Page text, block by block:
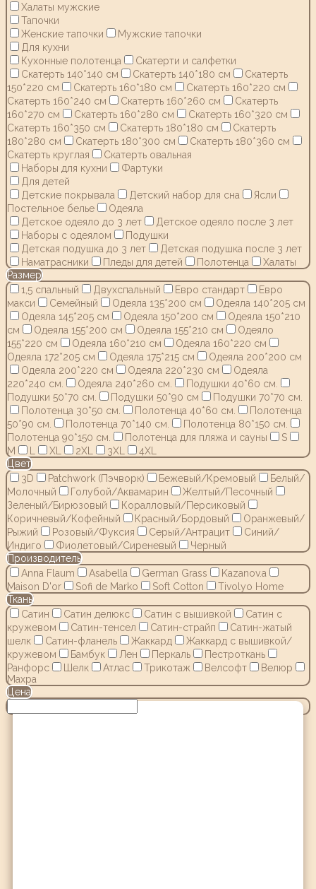
Халаты мужские
Тапочки
Женские тапочки
Мужские тапочки
Для кухни
Кухонные полотенца
Скатерти и салфетки
Скатерть 140*140 см
Скатерть 140*180 см
Скатерть
150*220 см
Скатерть 160*180 см
Скатерть 160*220 см
Скатерть 160*240 см
Скатерть 160*260 см
Скатерть
160*270 см
Скатерть 160*280 см
Скатерть 160*320 см
Скатерть 160*350 см
Скатерть 180*180 см
Скатерть
180*280 см
Скатерть 180*300 см
Скатерть 180*360 см
Скатерть круглая
Скатерть овальная
Наборы для кухни
Фартуки
Для детей
Детские покрывала
Детский набор для сна
Ясли
Постельное белье
Одеяла
Детское одеяло до 3 лет
Детское одеяло после 3 лет
Наборы с одеялом
Подушки
Детская подушка до 3 лет
Детская подушка после 3 лет
Наматрасники
Пледы для детей Полотенца
Халаты
Размер
1,5 спальный
Двухспальный Евро стандарт
Евро
макси
Семейный Одеяла 135*200 см
Одеяла 140*205 см
Одеяла 145*205 см
Одеяла 150*200 см
Одеяла 150*210
см
Одеяла 155*200 см Одеяла 155*210 см
Одеяло
155*220 см
Одеяла 160*210 см
Одеяла 160*220 см
Одеяла 172*205 см
Одеяла 175*215 см
Одеяла 200*200 см
Одеяла 200*220 см
Одеяла 220*230 см
Одеяла
220*240 см.
Одеяла 240*260 см.
Подушки 40*60 см.
Подушки 50*70 см.
Подушки 50*90 см
Подушки 70*70 см.
Полотенца 30*50 см.
Полотенца 40*60 см.
Полотенца
50*90 см.
Полотенца 70*140 см.
Полотенца 80*150 см.
Полотенца 90*150 см.
Полотенца для пляжа и сауны
S
M
XL 2XL 3XL
4XL
Цвет
3D
Patchwork (Пэчворк) Бежевый/Кремовый
Белый/
Молочный
Голубой/Аквамарин
Желтый/Песочный
Зеленый/Бирюзовый
Коралловый/Персиковый
Коричневый/Кофейный
Красный/Бордовый
Оранжевый/
Рыжий
Розовый/Фуксия Серый/Антрацит
Синий/
Индиго
Фиолетовый/Сиреневый
Черный
Производитель
Anna Flaum
Asabella German Grass
Kazanov.a
Maison D'or
Sofi de Marko Soft Cotton
Tivolyo Home
Ткань
Сатин
Сатин делюкс Сатин с вышивкой
Сатин с
кружевом
Сатин-тенсел Сатин-страйп
Сатин-жатый
шелк
Сатин-фланель Жаккард
Жаккард с вышивкой/
кружевом
Бамбук Лен Перкаль
Пестроткань
Ранфорс
Шелк Атлас Трикотаж Велсофт
Велюр
Махра
Цена